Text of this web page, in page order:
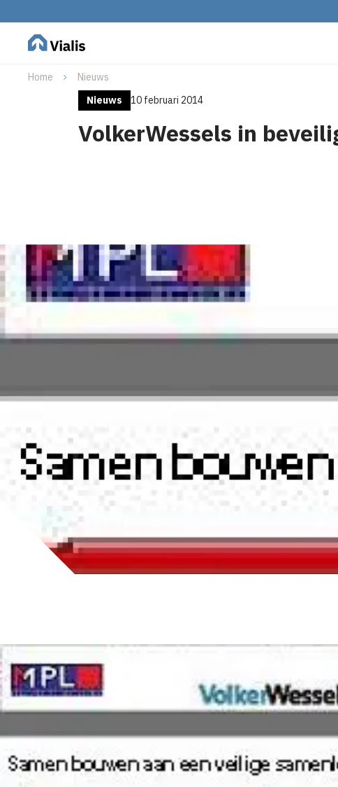
Home
Nieuws
Nieuws
10 februari 2014
VolkerWessels in